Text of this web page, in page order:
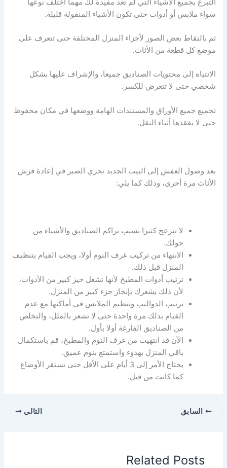
التبرع بجميع الأشياء التي لم تعد مفيدة لك مهما اختلف نوعها
سواء ملابس أو أدوات حتى تكون الأشياء المنقولة قليلة.
ثم بالتقاط بعض الصور لأجزاء المنزل المختلفة حتى تتعرف على
موضع كل قطعة من الأثاث.
الانتباه إلى محتويات الصناديق جميعا، والإشراف عليها بشكل
شخصي حتى لا تتعرض للكسر.
تجميع جميع الأوراق والمستندات الهامة ووضعها في مكان محفوظ
حتى لا تفقدها أثناء النقل.
بعد وصول العفش إلى البيت الجديد تحري الصبر في إعادة فرش
الأثاث مرة أخرى، وذلك كما يلي:
لا تنزعج كثيرا بسبب تراكم الصناديق والأشياء من
حولك.
الانتهاء من تركيب غرف النوم أولا، ويجب القيام بتنظيف
المنزل قبل ذلك.
ترتيب أدوات المطبخ لأنها تشغل حيز كبير من الأدوات،
لأن ذلك يشعرك بإنجاز جزء كبير من المنزل.
ترتيب الدواليب وتنظيم الملابس في أماكنها مع عدم
القيام بذلك مرة واحدة حتى لا تشعر بالملل، والتخلص
من الصناديق الفارغة أولا بأول.
الآن قد انتهيت من غرف النوم والمطبخ، قم باستكمال
باقي المنزل بهدوء واستمتع بنوم عميق.
يحتاج الأمر إلى 3 أيام على الأقل حتى تستقر الأوضاع
كما كانت من قبل.
السابق التالي
Related Posts